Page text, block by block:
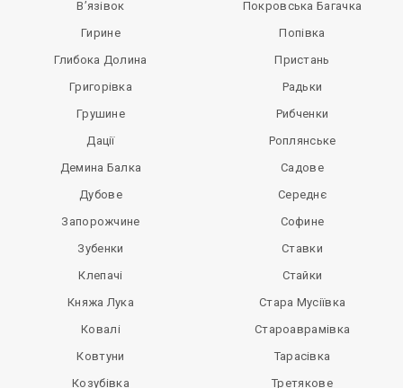
В’язівок
Гирине
Глибока Долина
Григорівка
Грушине
Дації
Демина Балка
Дубове
Запорожчине
Зубенки
Клепачі
Княжа Лука
Ковалі
Ковтуни
Козубівка
Покровська Багачка
Попівка
Пристань
Радьки
Рибченки
Роплянське
Садове
Середнє
Софине
Ставки
Стайки
Стара Мусіївка
Староаврамівка
Тарасівка
Третякове